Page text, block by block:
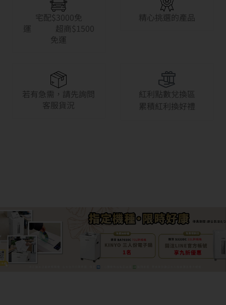
宅配$3000免
運 超商$1500
免運
精心挑選的產品
若有急需，請先詢問
客服貨況
紅利點數兌換區
累積紅利換好禮